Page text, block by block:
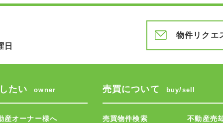
日
物件リクエ
たい owner
産オーナー様へ
売買について buy/sell
売買物件検索
不動産売